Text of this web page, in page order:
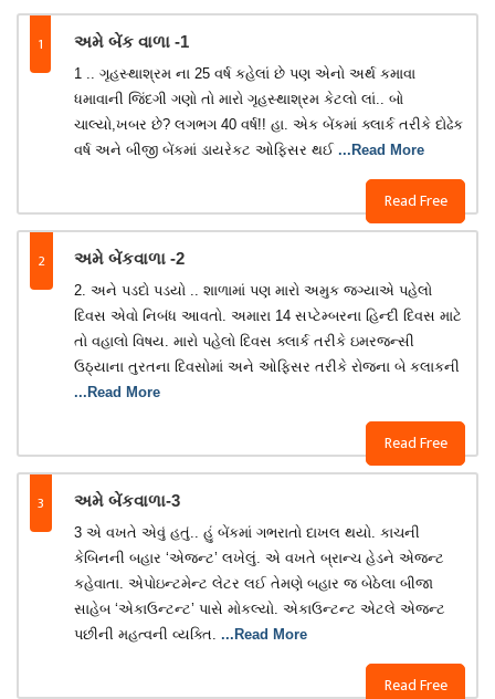
1 અમે બેંક વાળા -1
Read Free
1 .. ગૃહસ્થાશ્રમ ના 25 વર્ષ કહેલાં છે પણ એનો અર્થ કમાવા
ધમાવાની જિંદગી ગણો તો મારો ગૃહસ્થાશ્રમ કેટલો લાં.. બો
ચાલ્યો,ખબર છે? લગભગ 40 વર્ષ!! હા. એક બેંકમાં ક્લાર્ક તરીકે દોઢેક
વર્ષ અને બીજી બેંકમાં ડાયરેકટ ઓફિસર થઈ ...Read More
2 અમે બેંકવાળા -2
Read Free
2. અને પડદો પડયો .. શાળામાં પણ મારો અમુક જગ્યાએ પહેલો
દિવસ એવો નિબંધ આવતો. અમારા 14 સપ્ટેમ્બરના હિન્દી દિવસ માટે
તો વહાલો વિષય. મારો પહેલો દિવસ ક્લાર્ક તરીકે ઇમરજન્સી
ઉઠ્યાના તુરતના દિવસોમાં અને ઓફિસર તરીકે રોજના બે કલાકની
...Read More
3 અમે બેંકવાળા-3
Read Free
3 એ વખતે એવું હતું.. હું બેંકમાં ગભરાતો દાખલ થયો. કાચની
કેબિનની બહાર ‘એજન્ટ’ લખેલું. એ વખતે બ્રાન્ચ હેડને એજન્ટ
કહેવાતા. એપોઇન્ટમેન્ટ લેટર લઈ તેમણે બહાર જ બેઠેલા બીજા
સાહેબ ‘એકાઉન્ટન્ટ’ પાસે મોકલ્યો. એકાઉન્ટન્ટ એટલે એજન્ટ
પછીની મહત્વની વ્યક્તિ. ...Read More